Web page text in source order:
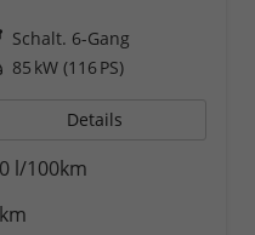
Schalt. 6-Gang
85 kW (116 PS)
Details
l/100km